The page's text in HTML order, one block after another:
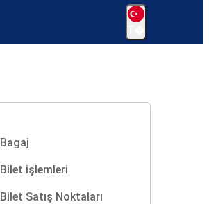
Bagaj
Bilet işlemleri
Bilet Satış Noktaları